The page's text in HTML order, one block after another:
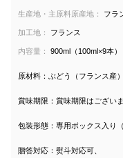
生産地・主原料原産地： フラ
加工地： フランス
内容量： 900ml（100ml×9本）
原材料：ぶどう（フランス産）
賞味期限：賞味期限はございま
包装形態：専用ボックス入り
贈答対応：熨斗対応可、